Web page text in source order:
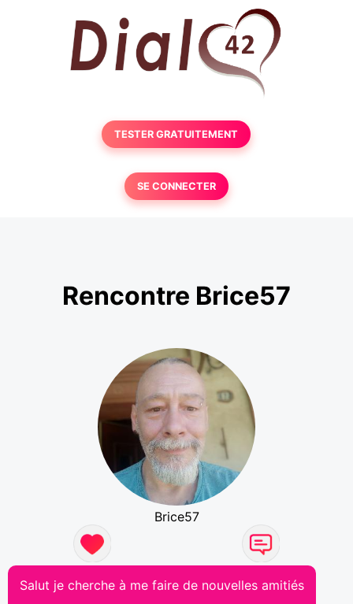
TESTER GRATUITEMENT
SE CONNECTER
Rencontre Brice57
Brice57
Salut je cherche à me faire de nouvelles amitiés